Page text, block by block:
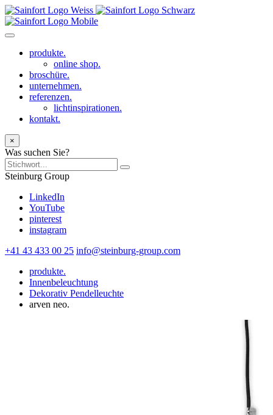
produkte.
online shop.
broschüre.
unternehmen.
referenzen.
lichtinspirationen.
kontakt.
×
Was suchen Sie?
Steinburg Group
LinkedIn
YouTube
pinterest
instagram
+41 43 433 00 25 info@steinburg-group.com
produkte.
Innenbeleuchtung
Dekorativ Pendelleuchte
arven neo.